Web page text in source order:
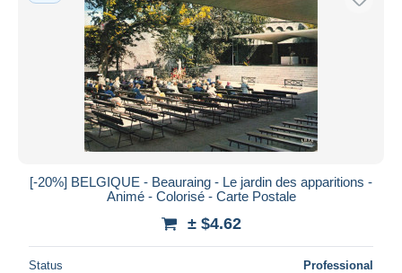
[-20%] BELGIQUE - Beauraing - Le jardin des apparitions -
Animé - Colorisé - Carte Postale
± $4.62
Status Professional